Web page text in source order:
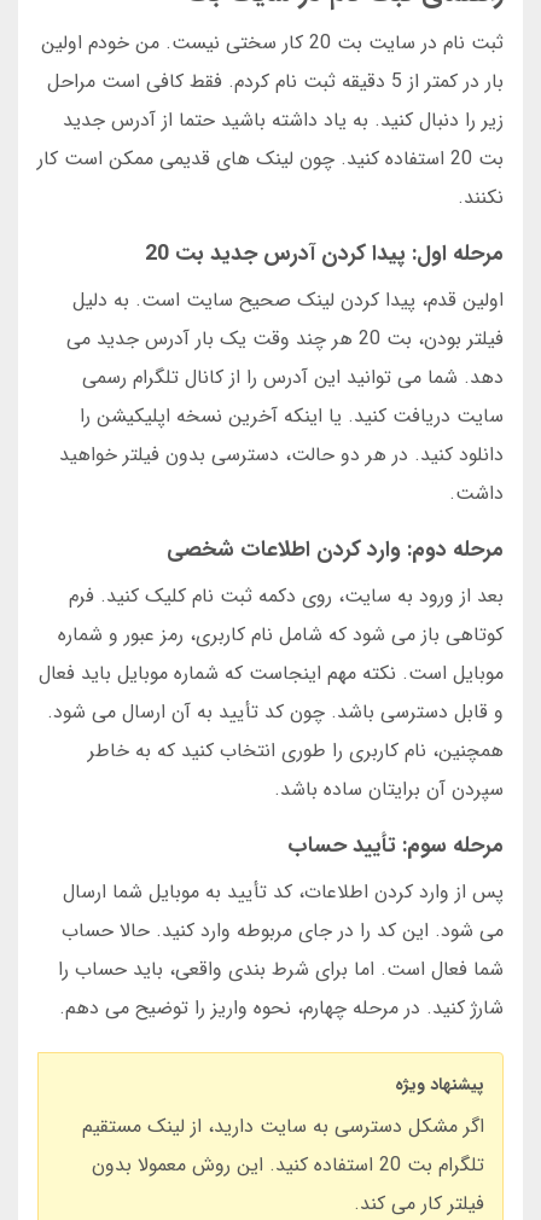
ثبت نام در سایت بت 20 کار سختی نیست. من خودم اولین
بار در کمتر از 5 دقیقه ثبت نام کردم. فقط کافی است مراحل
زیر را دنبال کنید. به یاد داشته باشید حتما از آدرس جدید
بت 20 استفاده کنید. چون لینک های قدیمی ممکن است کار
نکنند.
مرحله اول: پیدا کردن آدرس جدید بت 20
اولین قدم، پیدا کردن لینک صحیح سایت است. به دلیل
فیلتر بودن، بت 20 هر چند وقت یک بار آدرس جدید می
دهد. شما می توانید این آدرس را از کانال تلگرام رسمی
سایت دریافت کنید. یا اینکه آخرین نسخه اپلیکیشن را
دانلود کنید. در هر دو حالت، دسترسی بدون فیلتر خواهید
داشت.
مرحله دوم: وارد کردن اطلاعات شخصی
بعد از ورود به سایت، روی دکمه ثبت نام کلیک کنید. فرم
کوتاهی باز می شود که شامل نام کاربری، رمز عبور و شماره
موبایل است. نکته مهم اینجاست که شماره موبایل باید فعال
و قابل دسترسی باشد. چون کد تأیید به آن ارسال می شود.
همچنین، نام کاربری را طوری انتخاب کنید که به خاطر
سپردن آن برایتان ساده باشد.
مرحله سوم: تأیید حساب
پس از وارد کردن اطلاعات، کد تأیید به موبایل شما ارسال
می شود. این کد را در جای مربوطه وارد کنید. حالا حساب
شما فعال است. اما برای شرط بندی واقعی، باید حساب را
شارژ کنید. در مرحله چهارم، نحوه واریز را توضیح می دهم.
پیشنهاد ویژه
اگر مشکل دسترسی به سایت دارید، از لینک مستقیم
تلگرام بت 20 استفاده کنید. این روش معمولا بدون
فیلتر کار می کند.